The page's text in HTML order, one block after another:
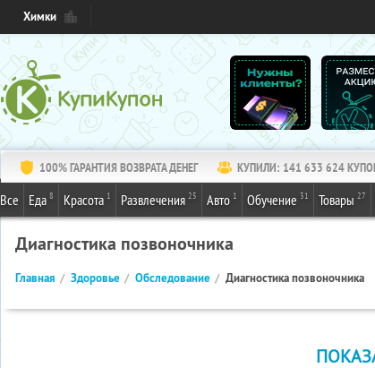
Химки
100% ГАРАНТИЯ ВОЗВРАТА ДЕНЕГ КУПИЛИ: 141 633 624
Все Еда 8 Красота 1 Развлечения 25 Авто 1 Обучение 31 Товары 27
Диагностика позвоночника
Главная Здоровье Обследование Диагностика позвоночника